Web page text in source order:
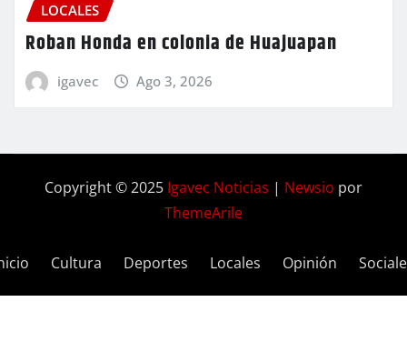
LOCALES
Roban Honda en colonia de Huajuapan
igavec Ago 3, 2026
Copyright © 2025 Igavec Noticias | Newsio por
ThemeArile
Cultura Deportes Locales Opinión